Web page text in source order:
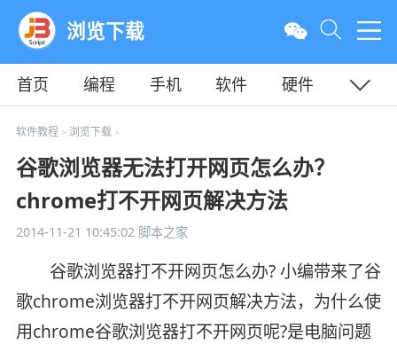
浏览下载
首页 编程 手机 软件
硬件
教程
平面
软件教程 > 浏览下载>
谷歌浏览器无法打开网页怎么办？
chrome打不开网页解决方法
2014-11-21 10:45:02脚本之家
谷歌浏览器打不开网页怎么办? 小编带来了谷
歌chrome浏览器打不开网页解决方法，为什么使
用chrome谷歌浏览器打不开网页呢?是电脑问题